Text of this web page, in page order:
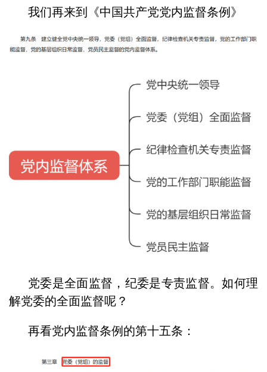
我们再来到《中国共产党党内监督条例》
党委是全面监督，纪委是专责监督。如何理
解党委的全面监督呢？
再看党内监督条例的第十五条：